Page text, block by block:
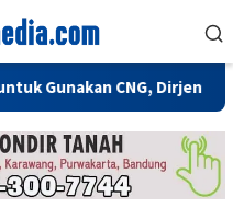
CNG, Dirjen Migas: